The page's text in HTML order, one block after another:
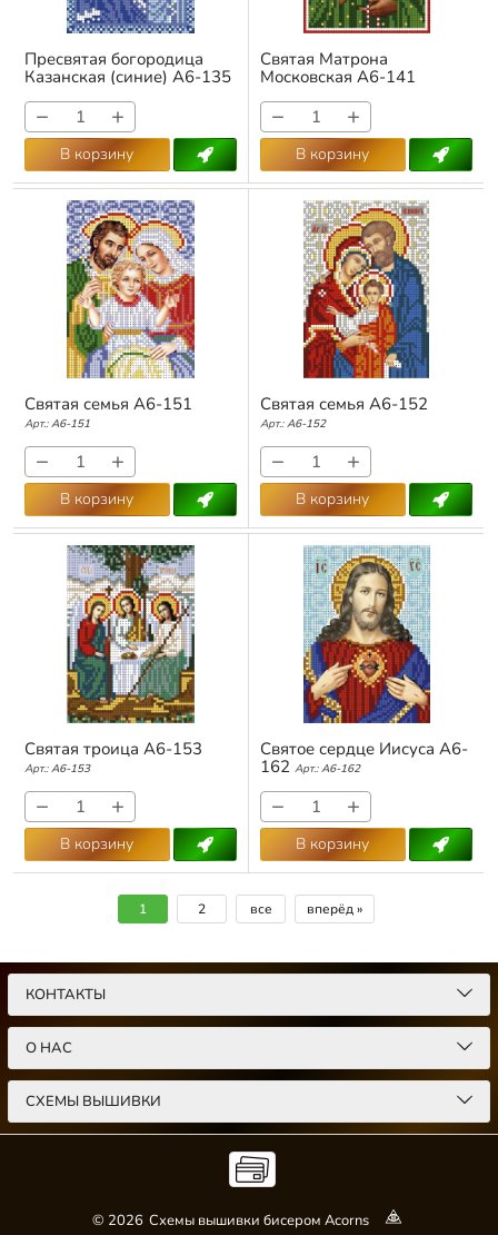
Пресвятая богородица
Казанская (синие) А6-135
− +
В корзину
Святая Матрона
Московская А6-141
− +
В корзину
Святая семья А6-151
Арт.: А6-151
− +
В корзину
Святая семья А6-152
Арт.: А6-152
− +
В корзину
Святая троица А6-153
Арт.: А6-153
− +
В корзину
Святое сердце Иисуса А6-
162 Арт.: А6-162
− +
В корзину
1 2 все вперёд »
КОНТАКТЫ
О НАС
СХЕМЫ ВЫШИВКИ
© 2026 Схемы вышивки бисером Acorns